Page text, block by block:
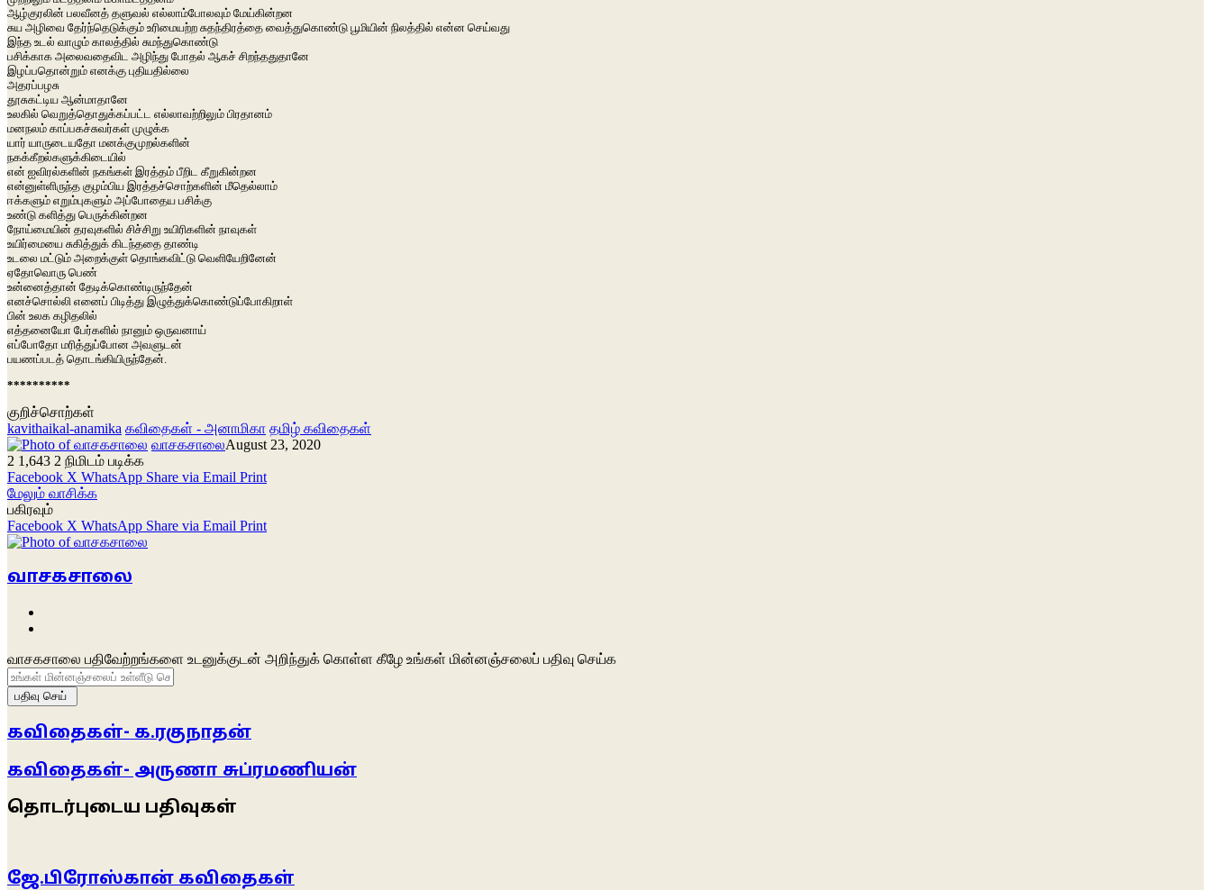
ஆழ்குரலின் பலவீனத் தளுவல் எல்லாம்போலவும் மேய்கின்றன
சுய அழிவை தேர்ந்தெடுக்கும் உரிமையற்ற சுதந்திரத்தை வைத்துகொண்டு பூமியின் நிலத்தில் என்ன செய்வது
இந்த உடல் வாழும் காலத்தில் சுமந்துகொண்டு
பசிக்காக அலைவதைவிட அழிந்து போதல் ஆகச் சிறந்ததுதானே
இழப்பதொன்றும் எனக்கு புதியதில்லை
அதரப்பழசு
தூசுகட்டிய ஆன்மாதானே
உலகில் வெறுத்தொதுக்கப்பட்ட எல்லாவற்றிலும் பிரதானம்
மனநலம் காப்பகச்சுவர்கள் முழுக்க
யார் யாருடையதோ மனக்குமுறல்களின்
நகக்கீறல்களுக்கிடையில்
என் ஐவிரல்களின் நகங்கள் இரத்தம் பீறிட கீறுகின்றன
என்னுள்ளிருந்த குழம்பிய இரத்தச்சொற்களின் மீதெல்லாம்
ஈக்களும் எறும்புகளும் அப்போதைய பசிக்கு
உண்டு களித்து பெருக்கின்றன
நோய்மையின் தரவுகளில் சிச்சிறு உயிரிகளின் நாவுகள்
உயிர்மையை சுகித்துக் கிடந்ததை தாண்டி
உடலை மட்டும் அறைக்குள் தொங்கவிட்டு வெளியேறினேன்
ஏதோவொரு பெண்
உன்னைத்தான் தேடிக்கொண்டிருந்தேன்
எனச்சொல்லி எனைப் பிடித்து இழுத்துக்கொண்டுப்போகிறாள்
பின் உலக கழிதலில்
எத்தனையோ பேர்களில் நானும் ஒருவனாய்
எப்போதோ மரித்துப்போன அவளுடன்
பயணப்படத் தொடங்கியிருந்தேன்.
**********
குறிச்சொற்கள்
kavithaikal-anamika கவிதைகள் - அனாமிகா தமிழ் கவிதைகள்
வாசகசாலைAugust 23, 2020
2 1,643 2 நிமிடம் படிக்க
Facebook X WhatsApp Share via Email Print
மேலும் வாசிக்க
பகிரவும்
Facebook X WhatsApp Share via Email Print
வாசகசாலை
வாசகசாலை பதிவேற்றங்களை உடனுக்குடன் அறிந்துக் கொள்ள கீழே உங்கள் மின்னஞ்சலைப் பதிவு செய்க
உங்கள்
மின்னஞ்சலைப்
உள்ளீடு
செய்க
கவிதைகள்- க.ரகுநாதன்
கவிதைகள்- அருணா சுப்ரமணியன்
தொடர்புடைய பதிவுகள்
ஜே.பிரோஸ்கான் கவிதைகள்